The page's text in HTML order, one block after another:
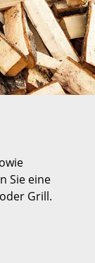
Sie eine
Grill.